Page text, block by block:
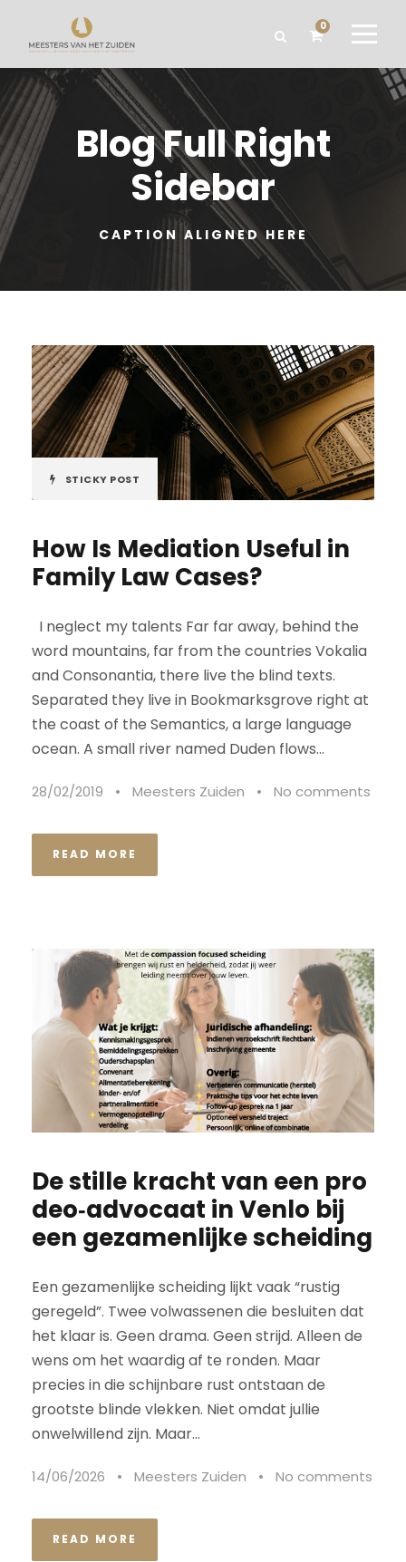
0
Blog Full Right
Sidebar
CAPTION ALIGNED HERE
STICKY POST
How Is Mediation Useful in
Family Law Cases?
I neglect my talents Far far away, behind the
word mountains, far from the countries Vokalia
and Consonantia, there live the blind texts.
Separated they live in Bookmarksgrove right at
the coast of the Semantics, a large language
ocean. A small river named Duden flows...
28/02/2019 • Meesters Zuiden • No comments
READ MORE
De stille kracht van een pro
deo‑advocaat in Venlo bij
een gezamenlijke scheiding
Een gezamenlijke scheiding lijkt vaak “rustig
geregeld”. Twee volwassenen die besluiten dat
het klaar is. Geen drama. Geen strijd. Alleen de
wens om het waardig af te ronden. Maar
precies in die schijnbare rust ontstaan de
grootste blinde vlekken. Niet omdat jullie
onwelwillend zijn. Maar...
14/06/2026 • Meesters Zuiden • No comments
READ MORE